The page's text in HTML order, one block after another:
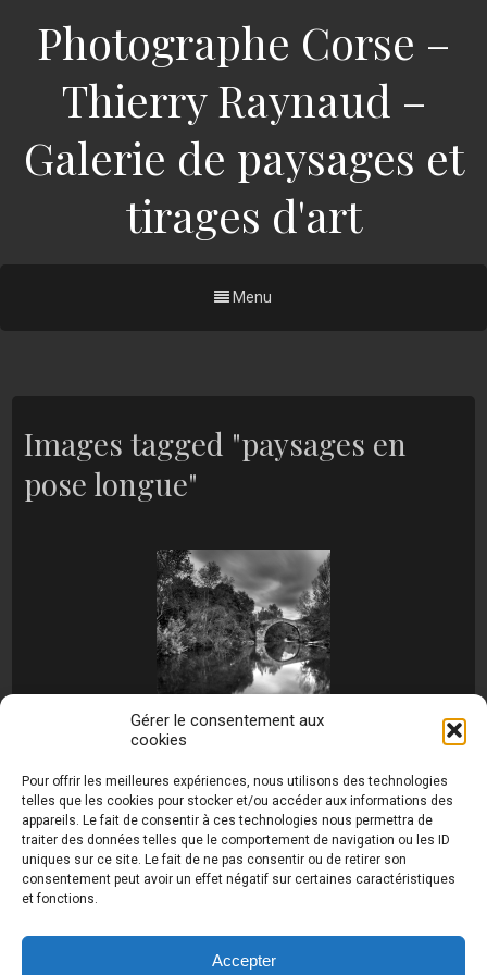
Gérer le consentement aux
cookies
Pour offrir les meilleures expériences, nous utilisons des technologies
telles que les cookies pour stocker et/ou accéder aux informations des
appareils. Le fait de consentir à ces technologies nous permettra de
traiter des données telles que le comportement de navigation ou les ID
uniques sur ce site. Le fait de ne pas consentir ou de retirer son
consentement peut avoir un effet négatif sur certaines caractéristiques
et fonctions.
Accepter
Photographe Corse –
Thierry Raynaud –
Galerie de paysages et
tirages d'art
Menu
Images tagged "paysages en
pose longue"
raynaud.com ©
Toutes les photos de ce site sont